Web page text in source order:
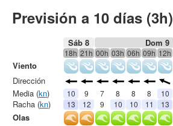
Previsión a 10 días (3h)
Sáb 8 Dom 9
18h 21h 00h 03h 06h 09h 12h
10 9 7 8 8 8 10
13
12 9 10 10 11 13
Viento
Dirección
Media (kn)
Racha (kn)
Olas